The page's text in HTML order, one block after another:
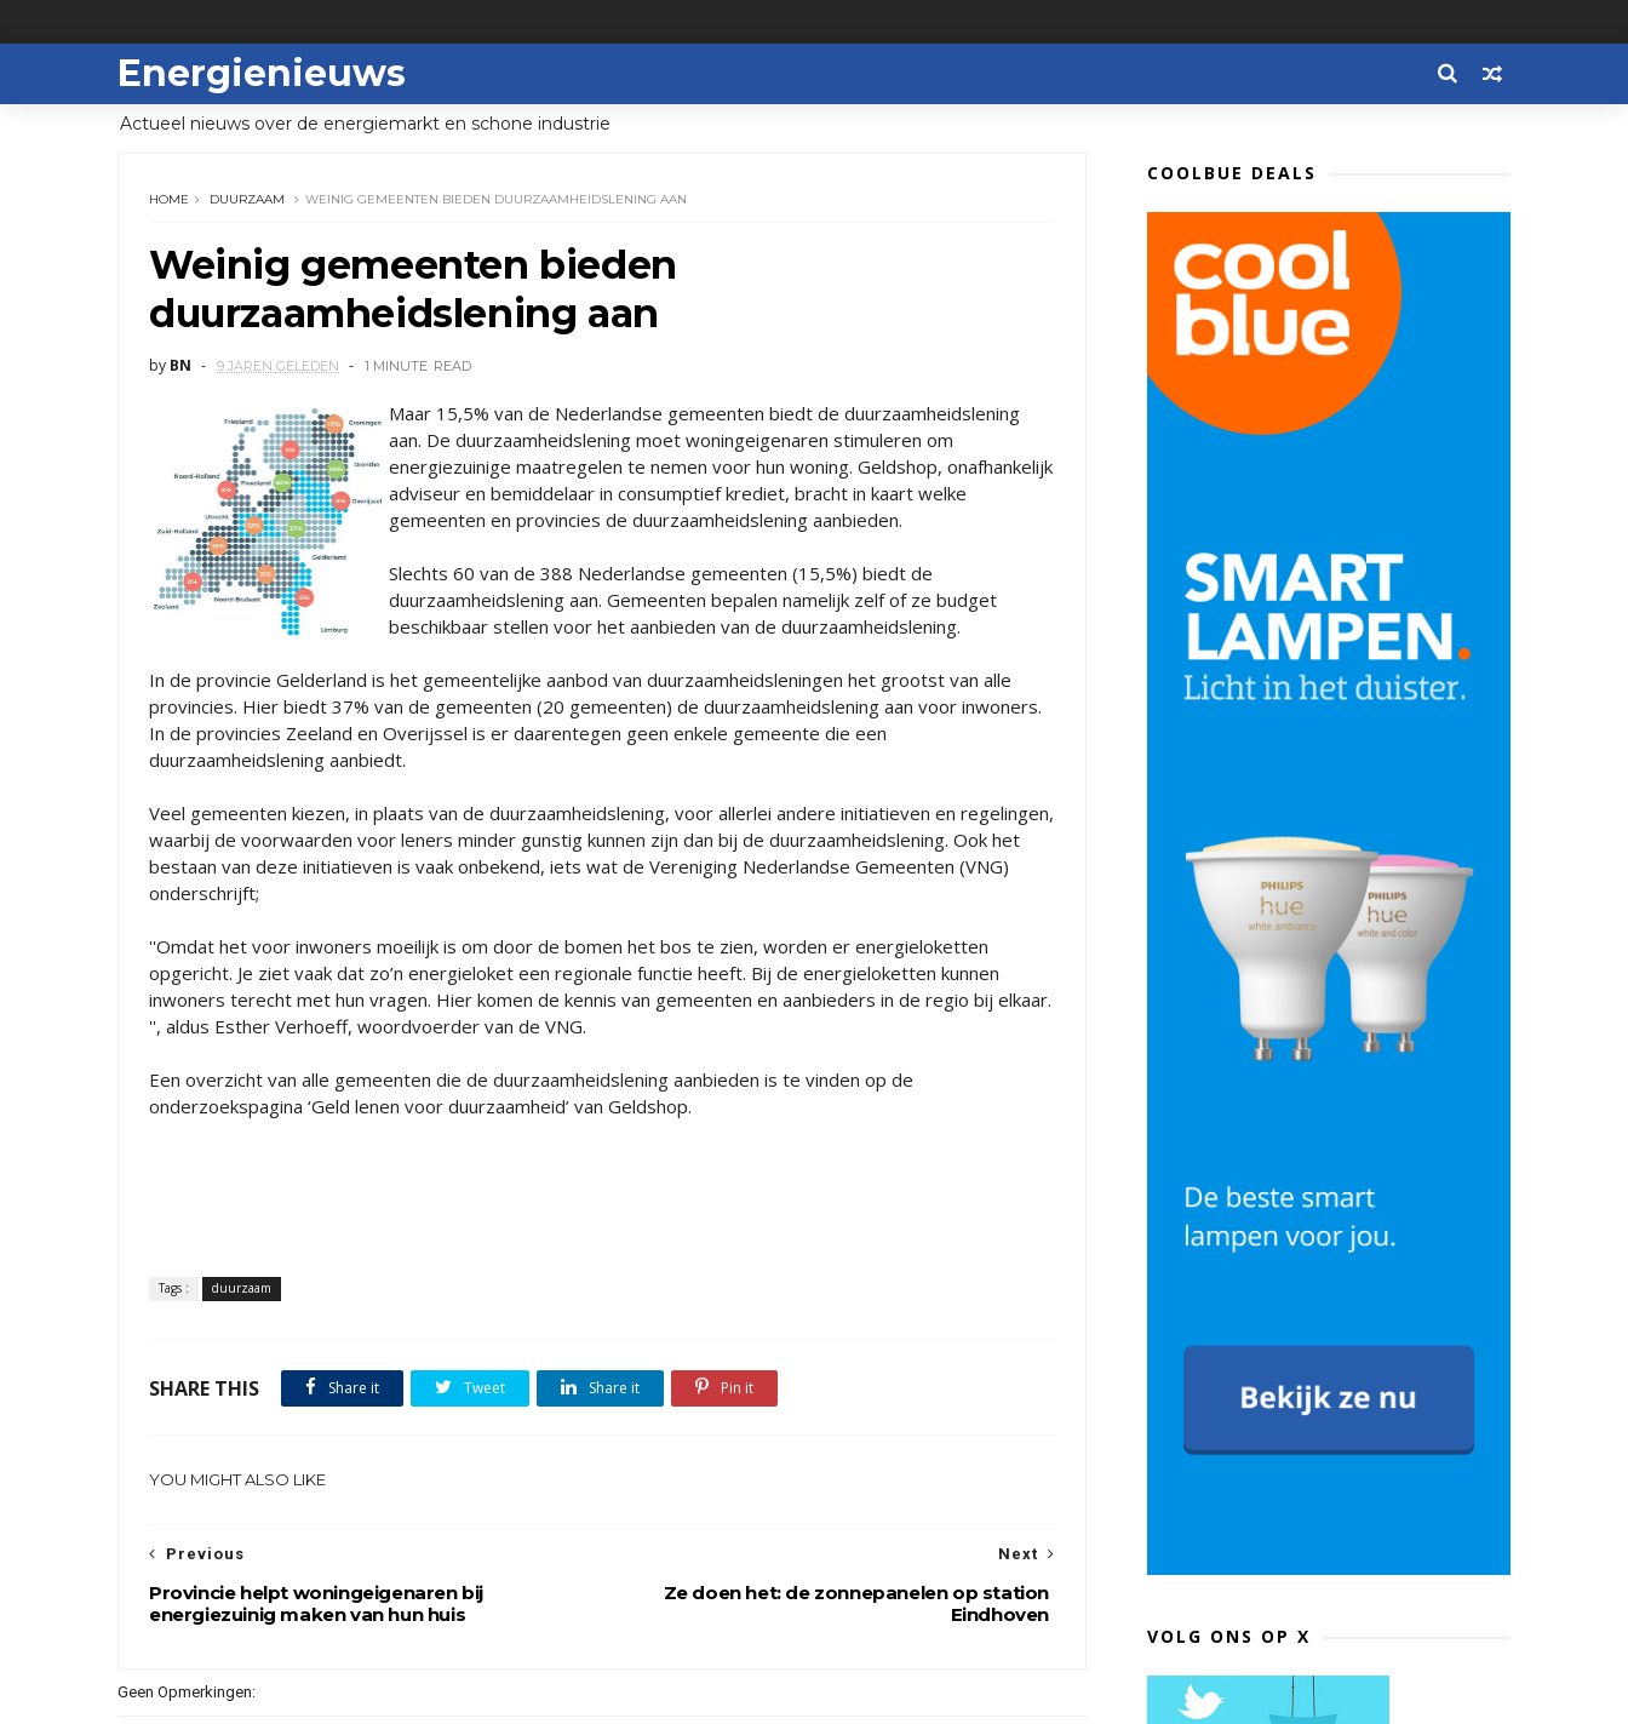
Energienieuws
Actueel nieuws over de energiemarkt en schone industrie
HOME DUURZAAM WEINIG GEMEENTEN BIEDEN DUURZAAMHEIDSLENING AAN
Weinig gemeenten bieden
duurzaamheidslening aan
by BN 9 JAREN GELEDEN 1 MINUTE READ
Maar 15,5% van de Nederlandse gemeenten biedt de duurzaamheidslening
aan. De duurzaamheidslening moet woningeigenaren stimuleren om
energiezuinige maatregelen te nemen voor hun woning. Geldshop, onafhankelijk
adviseur en bemiddelaar in consumptief krediet, bracht in kaart welke
gemeenten en provincies de duurzaamheidslening aanbieden.
Slechts 60 van de 388 Nederlandse gemeenten (15,5%) biedt de
duurzaamheidslening aan. Gemeenten bepalen namelijk zelf of ze budget
beschikbaar stellen voor het aanbieden van de duurzaamheidslening.
In de provincie Gelderland is het gemeentelijke aanbod van duurzaamheidsleningen het grootst van alle
provincies. Hier biedt 37% van de gemeenten (20 gemeenten) de duurzaamheidslening aan voor inwoners.
In de provincies Zeeland en Overijssel is er daarentegen geen enkele gemeente die een
duurzaamheidslening aanbiedt.
Veel gemeenten kiezen, in plaats van de duurzaamheidslening, voor allerlei andere initiatieven en regelingen,
waarbij de voorwaarden voor leners minder gunstig kunnen zijn dan bij de duurzaamheidslening. Ook het
bestaan van deze initiatieven is vaak onbekend, iets wat de Vereniging Nederlandse Gemeenten (VNG)
onderschrijft;
''Omdat het voor inwoners moeilijk is om door de bomen het bos te zien, worden er energieloketten
opgericht. Je ziet vaak dat zo’n energieloket een regionale functie heeft. Bij de energieloketten kunnen
inwoners terecht met hun vragen. Hier komen de kennis van gemeenten en aanbieders in de regio bij elkaar.
'', aldus Esther Verhoeff, woordvoerder van de VNG.
Een overzicht van alle gemeenten die de duurzaamheidslening aanbieden is te vinden op de
onderzoekspagina ‘Geld lenen voor duurzaamheid’ van Geldshop.
Tags : duurzaam
SHARE THIS Share it Tweet Share it Pin it
YOU MIGHT ALSO LIKE
Next
Ze doen het: de zonnepanelen op station
Eindhoven
Previous
Provincie helpt woningeigenaren bij
energiezuinig maken van hun huis
Geen Opmerkingen:
COOLBUE DEALS
VOLG ONS OP X